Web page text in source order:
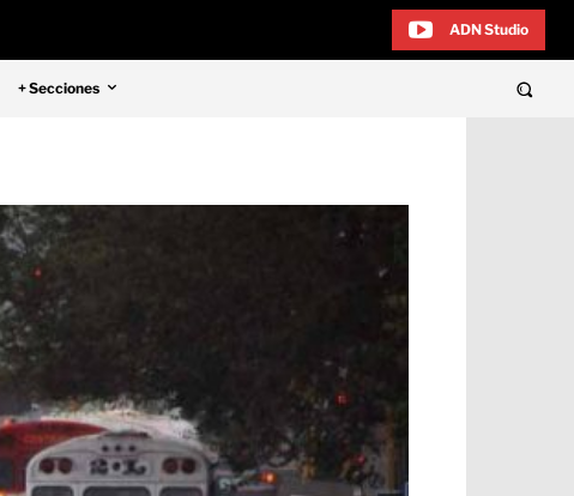
ADN Studio
+ Secciones